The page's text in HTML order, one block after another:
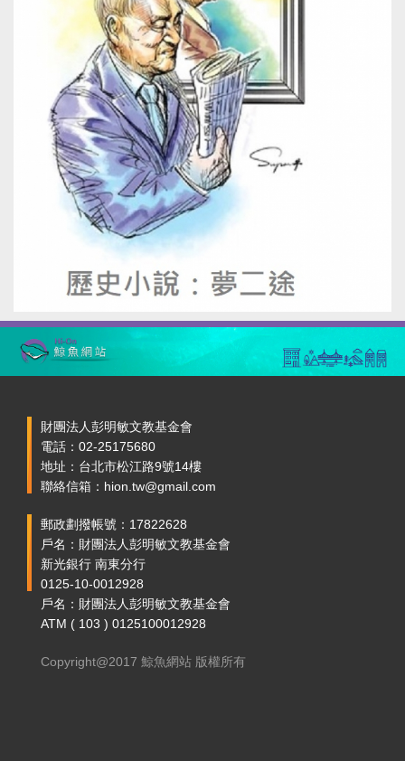
財團法人彭明敏文教基金會
電話：02-25175680
地址：台北市松江路9號14樓
聯絡信箱：hion.tw@gmail.com
郵政劃撥帳號：17822628
戶名：財團法人彭明敏文教基金會
新光銀行 南東分行
0125-10-0012928
戶名：財團法人彭明敏文教基金會
ATM ( 103 ) 0125100012928
Copyright@2017 鯨魚網站 版權所有